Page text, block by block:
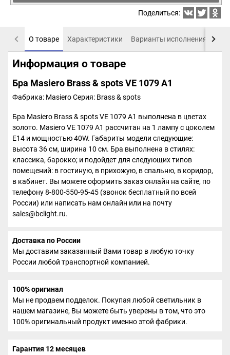
Поделиться:
О товаре Характеристики Варианты исполнения
Информация о товаре
Бра Masiero Brass & spots VE 1079 A1
Фабрика: MasieroСерия: Brass & spots
Бра Masiero Brass & spots VE 1079 A1 выполнена в цветах
золото. Masiero VE 1079 A1 рассчитан на 1 лампу с цоколем
E14 и мощностью 40W. Габариты модели следующие:
высота 36 см, ширина 10 см. Бра выполнена в стилях:
классика, барокко; и подойдет для следующих типов
помещений: в гостиную, в прихожую, в спальню, в коридор,
в кабинет. Вы можете оформить заказ онлайн на сайте, по
телефону 8-800-550-95-45 (звонок бесплатный по всей
России) или написать нам онлайн или на почту
sales@bclight.ru.
Доставка по России
Мы доставим заказанный Вами товар в любую точку
России любой транспортной компанией.
100% оригинал
Мы не продаем подделок. Покупая любой светильник в
нашем магазине, Вы можете быть уверены в том, что это
100% оригинальный продукт именно этой фабрики.
Гарантия 12 месяцев